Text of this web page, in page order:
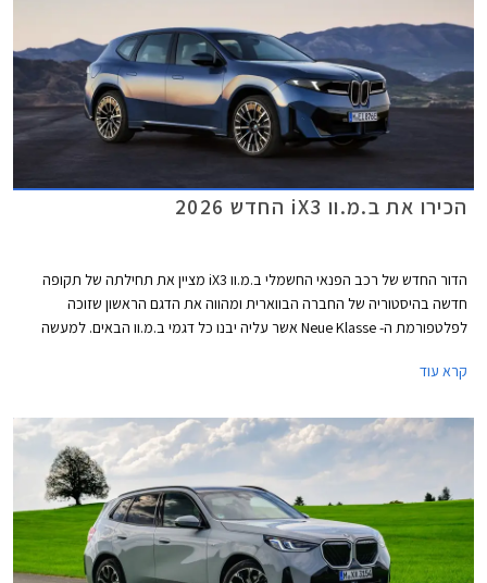
הכירו את ב.מ.וו iX3 החדש 2026
הדור החדש של רכב הפנאי החשמלי ב.מ.וו iX3 מציין את תחילתה של תקופה
חדשה בהיסטוריה של החברה הבווארית ומהווה את הדגם הראשון שזוכה
לפלטפורמת ה- Neue Klasse אשר עליה יבנו כל דגמי ב.מ.וו הבאים. למעשה
הקרובות ויש בו לא מעט חידושים מעניינים.
קרא עוד